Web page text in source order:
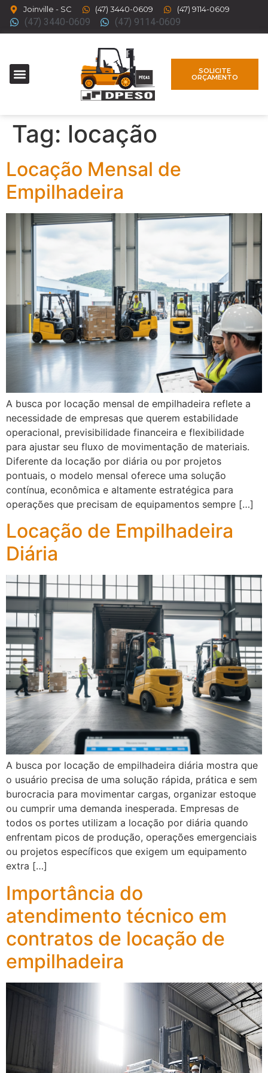
Joinville - SC (47) 3440-0609 (47) 9114-0609
(47) 3440-0609 (47) 9114-0609
SOLICITE
ORÇAMENTO
Tag: locação
Locação Mensal de
Empilhadeira
A busca por locação mensal de empilhadeira reflete a
necessidade de empresas que querem estabilidade
operacional, previsibilidade financeira e flexibilidade
para ajustar seu fluxo de movimentação de materiais.
Diferente da locação por diária ou por projetos
pontuais, o modelo mensal oferece uma solução
contínua, econômica e altamente estratégica para
operações que precisam de equipamentos sempre […]
Locação de Empilhadeira
Diária
A busca por locação de empilhadeira diária mostra que
o usuário precisa de uma solução rápida, prática e sem
burocracia para movimentar cargas, organizar estoque
ou cumprir uma demanda inesperada. Empresas de
todos os portes utilizam a locação por diária quando
enfrentam picos de produção, operações emergenciais
ou projetos específicos que exigem um equipamento
extra […]
Importância do
atendimento técnico em
contratos de locação de
empilhadeira